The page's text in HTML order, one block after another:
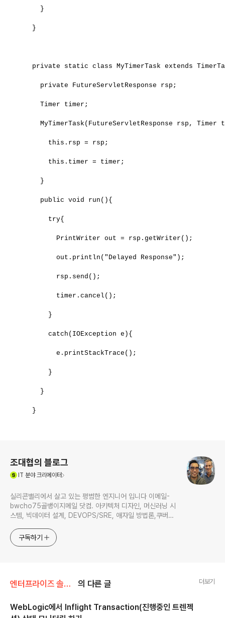
    }
  }
private static class MyTimerTask extends
    private FutureServletResponse rsp;
    Timer timer;
MyTimerTask(FutureServletResponse rsp, Timer
      this.rsp = rsp;
      this.timer = timer;
    }
    public void run(){
      try{
        PrintWriter out = rsp.getWriter();
        out.println("Delayed Response");
        rsp.send();
        timer.cancel();
      }
      catch(IOException e){
        e.printStackTrace();
      }
    }
  }
조대협의 블로그
IT 분야 크리에이터
실리콘밸리에서 살고 있는 평범한 엔지니어 입니다 이메일-
bwcho75골뱅이지메일 닷컴. 아키텍처 디자인, 머신러닝 시
스템, 빅데이터 설계, DEVOPS/SRE, 애자일 방법론,쿠버네
한 기술 멘토링과 강의 진행합니다. Linkedin :
https://www.linkedin.com/in/terrycho75/
구독하기
엔터프라이즈 솔루션/BEA WebLogic 의 다른 글 더보기
WebLogic에서 Inflight Transaction(진행중인 트렌젝